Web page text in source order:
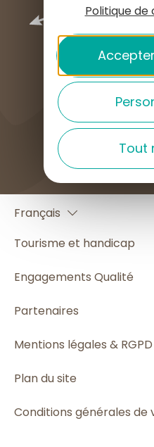
COMMENT
Français
Español
Tourisme et handicap
Engagements Qualité
Partenaires
Mentions légales & RGPD
Plan du site
Conditions générales de
Politique
Tout